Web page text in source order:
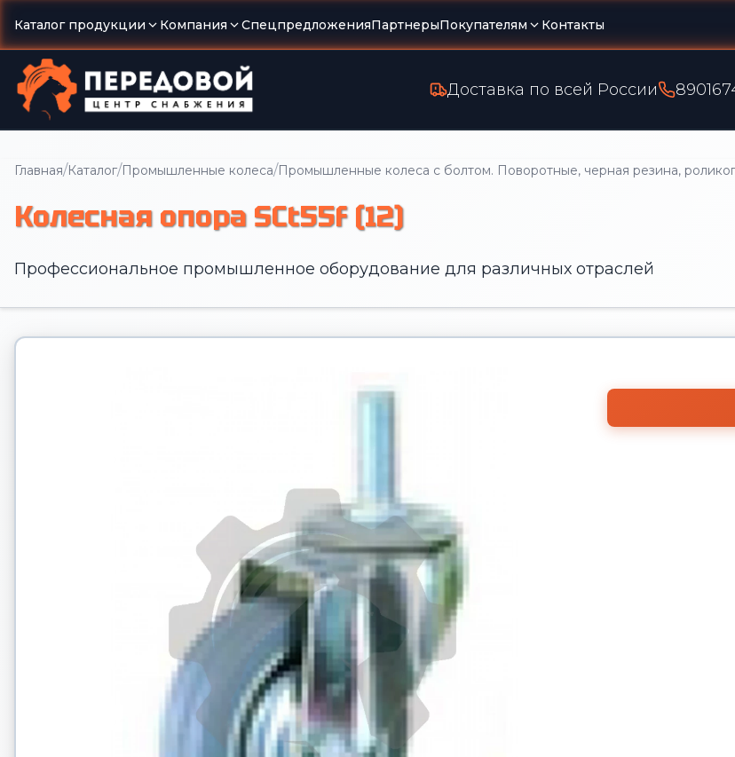
Каталог продукции Компания СпецпредложенияПартнерыПокупателям Контакты
Доставка по всей России
Главная/Каталог/Промышленные колеса/Промышленные колеса с болтом. Поворотные, черная резина,
Колесная опора SCt55f (12)
Профессиональное промышленное оборудование для различных отраслей